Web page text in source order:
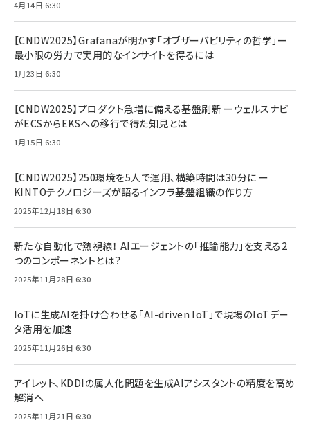
4月14日 6:30
【CNDW2025】Grafanaが明かす「オブザーバビリティの哲学」ー
最小限の労力で実用的なインサイトを得るには
1月23日 6:30
【CNDW2025】プロダクト急増に備える基盤刷新 ーウェルスナビ
がECSからEKSへの移行で得た知見とは
1月15日 6:30
【CNDW2025】250環境を5人で運用、構築時間は30分に ー
KINTOテクノロジーズが語るインフラ基盤組織の作り方
2025年12月18日 6:30
新たな自動化で熱視線！ AIエージェントの「推論能力」を支える2
つのコンポーネントとは？
2025年11月28日 6:30
IoTに生成AIを掛け合わせる「AI-driven IoT」で現場のIoTデー
タ活用を加速
2025年11月26日 6:30
アイレット、KDDIの属人化問題を生成AIアシスタントの精度を高め
解消へ
2025年11月21日 6:30